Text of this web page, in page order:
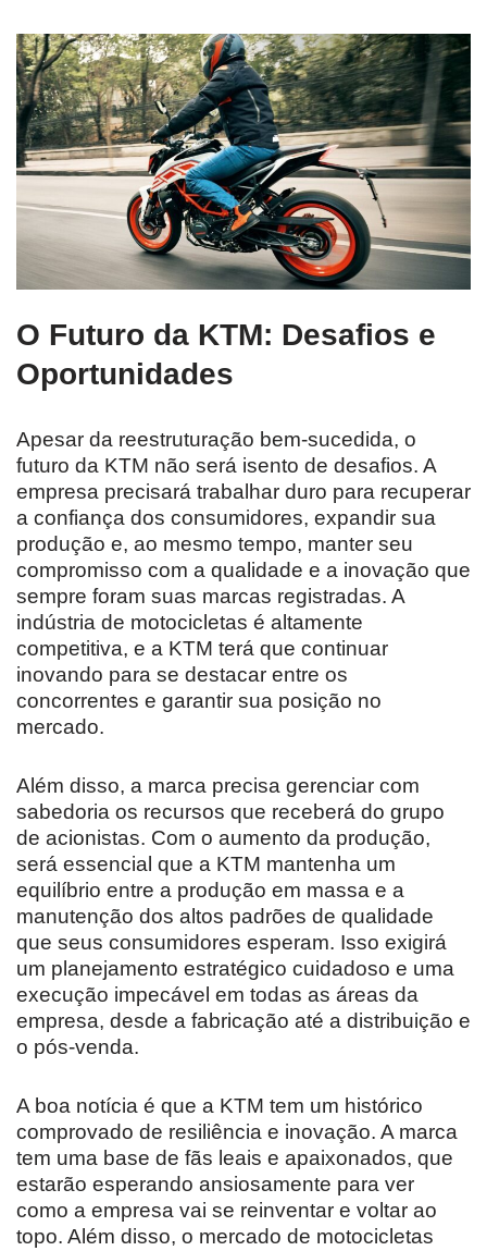
O Futuro da KTM: Desafios e
Oportunidades
Apesar da reestruturação bem-sucedida, o
futuro da KTM não será isento de desafios. A
empresa precisará trabalhar duro para recuperar
a confiança dos consumidores, expandir sua
produção e, ao mesmo tempo, manter seu
compromisso com a qualidade e a inovação que
sempre foram suas marcas registradas. A
indústria de motocicletas é altamente
competitiva, e a KTM terá que continuar
inovando para se destacar entre os
concorrentes e garantir sua posição no
mercado.
Além disso, a marca precisa gerenciar com
sabedoria os recursos que receberá do grupo
de acionistas. Com o aumento da produção,
será essencial que a KTM mantenha um
equilíbrio entre a produção em massa e a
manutenção dos altos padrões de qualidade
que seus consumidores esperam. Isso exigirá
um planejamento estratégico cuidadoso e uma
execução impecável em todas as áreas da
empresa, desde a fabricação até a distribuição e
o pós-venda.
A boa notícia é que a KTM tem um histórico
comprovado de resiliência e inovação. A marca
tem uma base de fãs leais e apaixonados, que
estarão esperando ansiosamente para ver
como a empresa vai se reinventar e voltar ao
topo. Além disso, o mercado de motocicletas